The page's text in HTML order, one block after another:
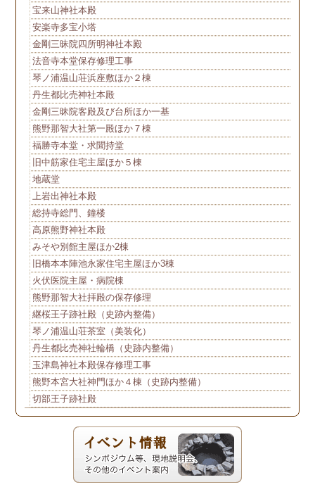
宝来山神社本殿
安楽寺多宝小塔
金剛三昧院四所明神社本殿
法音寺本堂保存修理工事
琴ノ浦温山荘浜座敷ほか２棟
丹生都比売神社本殿
金剛三昧院客殿及び台所ほか一基
熊野那智大社第一殿ほか７棟
福勝寺本堂・求聞持堂
旧中筋家住宅主屋ほか５棟
地蔵堂
上岩出神社本殿
総持寺総門、鐘楼
高原熊野神社本殿
みそや別館主屋ほか2棟
旧橋本本陣池永家住宅主屋ほか3棟
火伏医院主屋・病院棟
熊野那智大社拝殿の保存修理
継桜王子跡社殿（史跡内整備）
琴ノ浦温山荘茶室（美装化）
丹生都比売神社輪橋（史跡内整備）
玉津島神社本殿保存修理工事
熊野本宮大社神門ほか４棟（史跡内整備）
切部王子跡社殿